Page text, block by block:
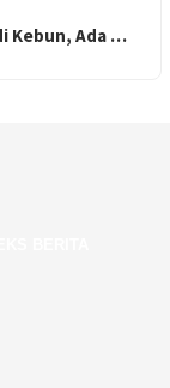
Kebun, Ada …